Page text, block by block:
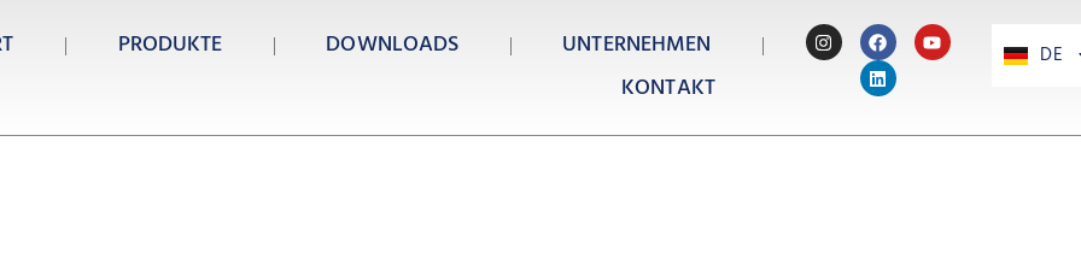
PRODUKTE DOWNLOADS
UNTERNEHMEN
KONTAKT
DE
PT